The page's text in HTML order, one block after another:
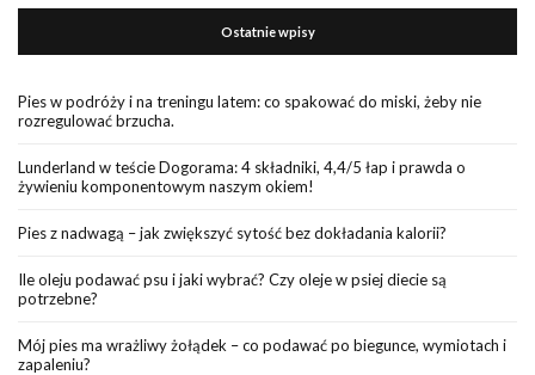
Ostatnie wpisy
Pies w podróży i na treningu latem: co spakować do miski, żeby nie
rozregulować brzucha.
Lunderland w teście Dogorama: 4 składniki, 4,4/5 łap i prawda o
żywieniu komponentowym naszym okiem!
Pies z nadwagą – jak zwiększyć sytość bez dokładania kalorii?
Ile oleju podawać psu i jaki wybrać? Czy oleje w psiej diecie są
potrzebne?
Mój pies ma wrażliwy żołądek – co podawać po biegunce, wymiotach i
zapaleniu?